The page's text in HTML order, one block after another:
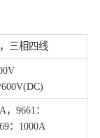
三相四线
9661：
：1000A